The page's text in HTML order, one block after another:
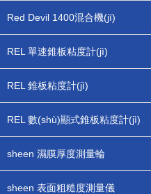
Red Devil 1400混合機(jī)
REL 單速錐板粘度計(jì)
REL 錐板粘度計(jì)
REL 數(shù)顯式錐板粘度計(jì)
sheen 濕膜厚度測量輪
sheen 表面粗糙度測量儀